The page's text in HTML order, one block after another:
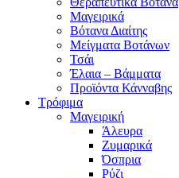
Μαγειρικά
Βότανα Διαίτης
Μείγματα Βοτάνων
Τσάι
Έλαια – Βάμματα
Προϊόντα Κάνναβης
Τρόφιμα
Μαγειρική
Άλευρα
Ζυμαρικά
Όσπρια
Ρύζι